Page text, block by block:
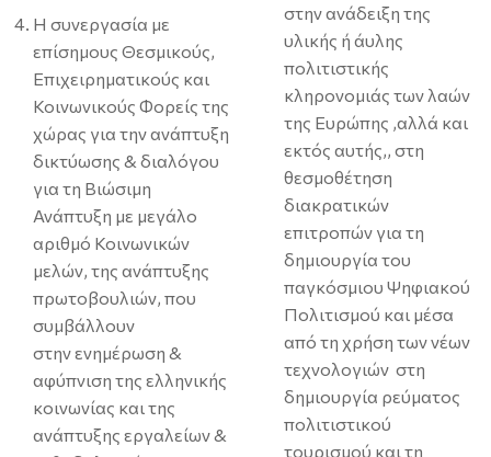
Η συνεργασία με
επίσημους Θεσμικούς,
Επιχειρηματικούς και
Κοινωνικούς Φορείς της
χώρας για την ανάπτυξη
δικτύωσης & διαλόγου
για τη Βιώσιμη
Ανάπτυξη με μεγάλο
αριθμό Κοινωνικών
μελών, της ανάπτυξης
πρωτοβουλιών, που
συμβάλλουν
στην ενημέρωση &
αφύπνιση της ελληνικής
κοινωνίας και της
ανάπτυξης εργαλείων &
στην ανάδειξη της
υλικής ή άυλης
πολιτιστικής
κληρονομιάς των λαών
της Ευρώπης ,αλλά και
εκτός αυτής,, στη
θεσμοθέτηση
διακρατικών
επιτροπών για τη
δημιουργία του
παγκόσμιου Ψηφιακού
Πολιτισμού και μέσα
από τη χρήση των νέων
τεχνολογιών στη
δημιουργία ρεύματος
πολιτιστικού
τουρισμού και τη